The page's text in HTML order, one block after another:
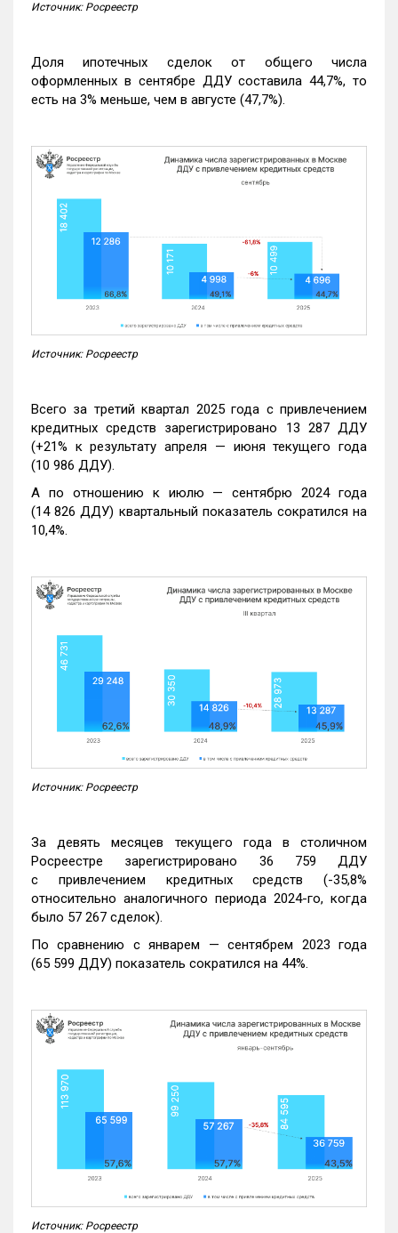
Источник: Росреестр
Доля ипотечных сделок от общего числа
оформленных в сентябре ДДУ составила 44,7%, то
есть на 3% меньше, чем в августе (47,7%).
Источник: Росреестр
Всего за третий квартал 2025 года с привлечением
кредитных средств зарегистрировано 13 287 ДДУ
(+21% к результату апреля — июня текущего года
(10 986 ДДУ).
А по отношению к июлю — сентябрю 2024 года
(14 826 ДДУ) квартальный показатель сократился на
10,4%.
Источник: Росреестр
За девять месяцев текущего года в столичном
Росреестре зарегистрировано 36 759 ДДУ
с привлечением кредитных средств (-35,8%
относительно аналогичного периода 2024-го, когда
было 57 267 сделок).
По сравнению с январем — сентябрем 2023 года
(65 599 ДДУ) показатель сократился на 44%.
Источник: Росреестр